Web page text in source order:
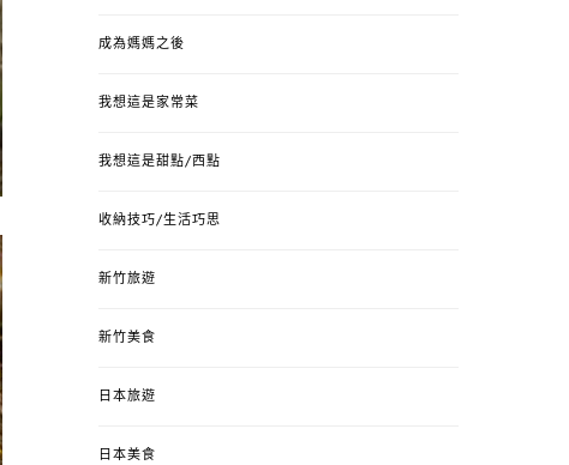
成為媽媽之後
我想這是家常菜
我想這是甜點/西點
收納技巧/生活巧思
新竹旅遊
新竹美食
日本旅遊
日本美食